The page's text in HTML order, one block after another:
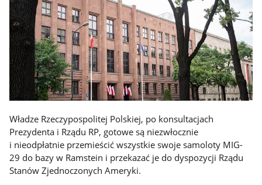
Władze Rzeczypospolitej Polskiej, po konsultacjach
Prezydenta i Rządu RP, gotowe są niezwłocznie
i nieodpłatnie przemieścić wszystkie swoje samoloty MIG-
29 do bazy w Ramstein i przekazać je do dyspozycji Rządu
Stanów Zjednoczonych Ameryki.